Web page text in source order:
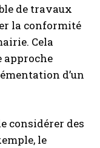
de travaux
la conformité
Cela
approche
d’un
considérer des
le